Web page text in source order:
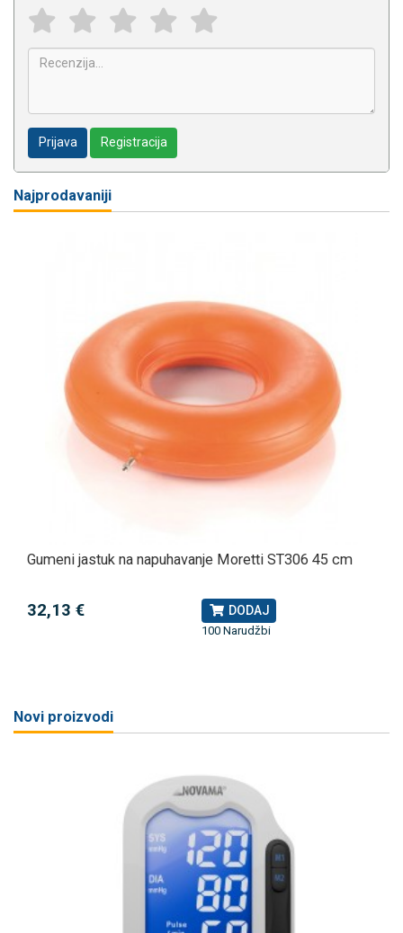
Prijava Registracija
Najprodavaniji
Gumeni jastuk na napuhavanje Moretti ST306 45 cm
32,13 € DODAJ
100 Narudžbi
Novi proizvodi